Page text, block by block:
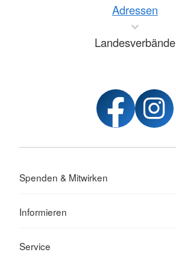
Adressen
Landesverbände
Spenden & Mitwirken
Informieren
Service